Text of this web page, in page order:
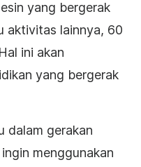
yang bergerak
aktivitas lainnya, 60
ini akan
yang bergerak
dalam gerakan
menggunakan